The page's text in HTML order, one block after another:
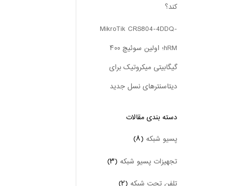
کند؟
MikroTik CRS804-4DDQ-
hRM؛ اولین سوئیچ ۴۰۰
گیگابیتی میکروتیک برای
دیتاسنترهای نسل جدید
دسته بندی‌ مقالات
پسیو شبکه (۸)
تجهیزات پسیو شبکه (۳)